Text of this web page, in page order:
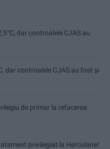
dar controalele CJAS au
dar controalele CJAS au fost și
de primar la refacerea
privilegiat la Herculane!